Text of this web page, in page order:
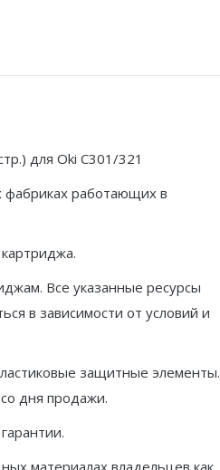
для Oki C301/321
фабриках работающих в
Все указанные ресурсы
в зависимости от условий и
защитные элементы.
дня продажи.
материалах владельцев как